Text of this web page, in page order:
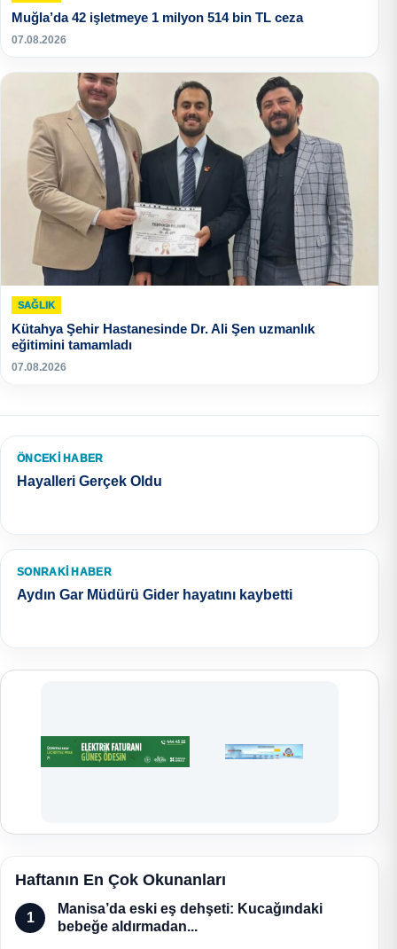
Muğla’da 42 işletmeye 1 milyon 514 bin TL ceza
07.08.2026
SAĞLIK
Kütahya Şehir Hastanesinde Dr. Ali Şen uzmanlık
eğitimini tamamladı
07.08.2026
ÖNCEKI HABER
Hayalleri Gerçek Oldu
SONRAKI HABER
Aydın Gar Müdürü Gider hayatını kaybetti
Haftanın En Çok Okunanları
1
Manisa’da eski eş dehşeti: Kucağındaki
bebeğe aldırmadan...